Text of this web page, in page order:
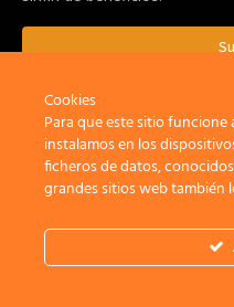
Cookies
Para que este sitio funcione
instalamos en los
ficheros de datos,
grandes sitios web también